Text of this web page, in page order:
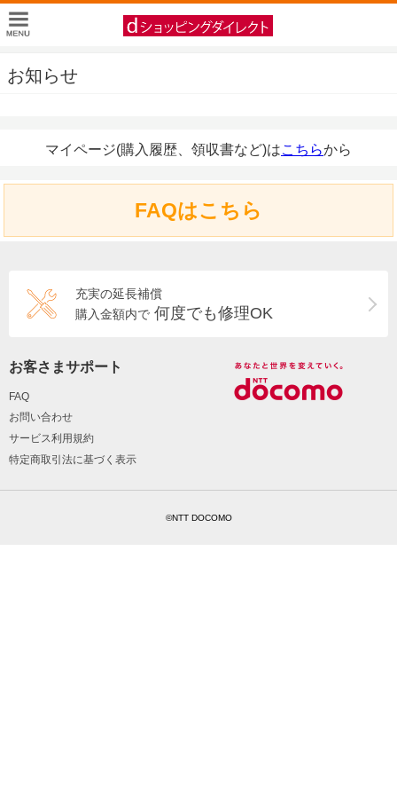
お知らせ
マイページ(購入履歴、領収書など)はこちらから
FAQはこちら
充実の延長補償
購入金額内で 何度でも修理OK
お客さまサポート
FAQ
お問い合わせ
サービス利用規約
特定商取引法に基づく表示
©NTT DOCOMO